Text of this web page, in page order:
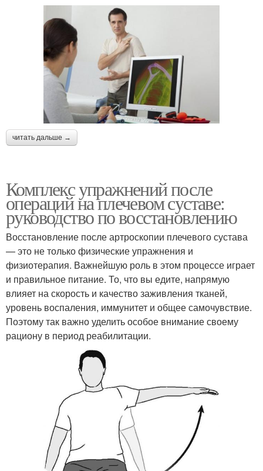
читать дальше →
Комплекс упражнений после
операций на плечевом суставе:
руководство по восстановлению
Восстановление после артроскопии плечевого сустава
— это не только физические упражнения и
физиотерапия. Важнейшую роль в этом процессе играет
и правильное питание. То, что вы едите, напрямую
влияет на скорость и качество заживления тканей,
уровень воспаления, иммунитет и общее самочувствие.
Поэтому так важно уделить особое внимание своему
рациону в период реабилитации.